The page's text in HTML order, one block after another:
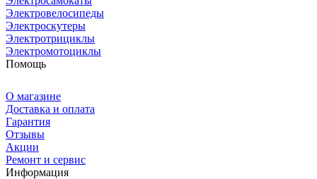
Электровелосипеды
Электроскутеры
Электротрициклы
Электромотоциклы
Помощь
О магазине
Доставка и оплата
Гарантия
Отзывы
Акции
Ремонт и сервис
Информация